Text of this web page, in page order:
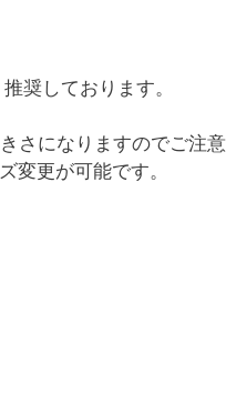
奨しております。
さになりますのでご注意
変更が可能です。